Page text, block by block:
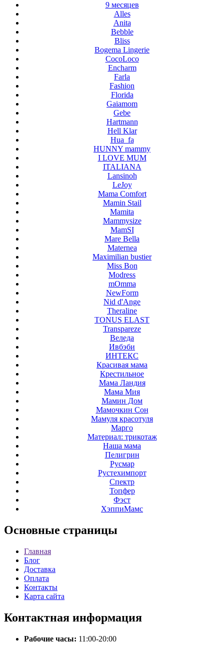
9 месяцев
Alles
Anita
Bebble
Bliss
Bogema Lingerie
CocoLoco
Encharm
Farla
Fashion
Florida
Gaiamom
Gebe
Hartmann
Hell Klar
Hua_fa
HUNNY mammy
I LOVE MUM
ITALIANA
Lansinoh
LeJoy
Mama Comfort
Mamin Stail
Mamita
Mammysize
MamSI
Mare Bella
Maternea
Maximilian bustier
Miss Bon
Modress
mOmma
NewForm
Nid d'Ange
Theraline
TONUS ELAST
Transpareze
Веледа
Ивбэби
ИНТЕКС
Красивая мама
Крестильное
Мама Ландия
Мама Мия
Мамин Дом
Мамочкин Сон
Мамуля красотуля
Марго
Материал: трикотаж
Наша мама
Пелигрин
Русмар
Рустехимпорт
Спектр
Топфер
Фэст
ХэппиМамс
Основные страницы
Главная
Блог
Доставка
Оплата
Контакты
Карта сайта
Контактная информация
Рабочие часы: 11:00-20:00